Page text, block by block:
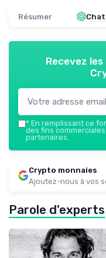
Résumer
Recevez
* En remplissant ce
des fins
partenaires.
Crypto monnaies
Ajoutez-nous à vos
Parole d'experts